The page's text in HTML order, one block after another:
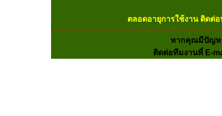
ตลอดอายุการใช้งาน ติดต่
หากคุณมีปัญห
ติดต่อทีมงานที่ E-